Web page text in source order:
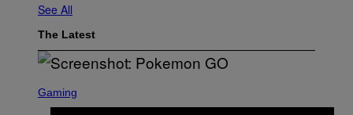
See All
The Latest
C
Gaming